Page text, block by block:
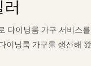
다이닝룸 가구 서비스
이닝룸 가구를 생산해